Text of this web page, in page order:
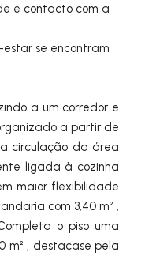
e contacto com a
se encontram
a um corredor e
a partir de
circulação da área
ligada à cozinha
maior flexibilidade
com 3,40 m² ,
o piso uma
m² , destacase pela